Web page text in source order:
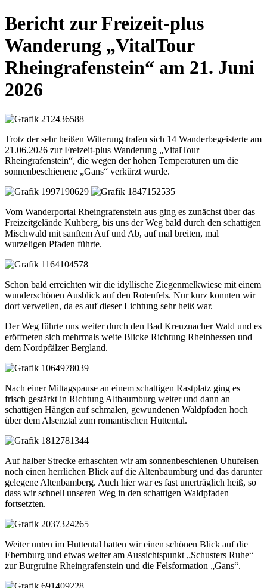
Bericht zur Freizeit-plus
Wanderung „VitalTour
Rheingrafenstein“ am 21. Juni
2026
Trotz der sehr heißen Witterung trafen sich 14 Wanderbegeisterte am
21.06.2026 zur Freizeit-plus Wanderung „VitalTour
Rheingrafenstein“, die wegen der hohen Temperaturen um die
sonnenbeschienene „Gans“ verkürzt wurde.
Vom Wanderportal Rheingrafenstein aus ging es zunächst über das
Freizeitgelände Kuhberg, bis uns der Weg bald durch den schattigen
Mischwald mit sanftem Auf und Ab, auf mal breiten, mal
wurzeligen Pfaden führte.
Schon bald erreichten wir die idyllische Ziegenmelkwiese mit einem
wunderschönen Ausblick auf den Rotenfels. Nur kurz konnten wir
dort verweilen, da es auf dieser Lichtung sehr heiß war.
Der Weg führte uns weiter durch den Bad Kreuznacher Wald und es
eröffneten sich mehrmals weite Blicke Richtung Rheinhessen und
dem Nordpfälzer Bergland.
Nach einer Mittagspause an einem schattigen Rastplatz ging es
frisch gestärkt in Richtung Altbaumburg weiter und dann an
schattigen Hängen auf schmalen, gewundenen Waldpfaden hoch
über dem Alsenztal zum romantischen Huttental.
Auf halber Strecke erhaschten wir am sonnenbeschienen Uhufelsen
noch einen herrlichen Blick auf die Altenbaumburg und das darunter
gelegene Altenbamberg. Auch hier war es fast unerträglich heiß, so
dass wir schnell unseren Weg in den schattigen Waldpfaden
fortsetzten.
Weiter unten im Huttental hatten wir einen schönen Blick auf die
Ebernburg und etwas weiter am Aussichtspunkt „Schusters Ruhe“
zur Burgruine Rheingrafenstein und die Felsformation „Gans“.